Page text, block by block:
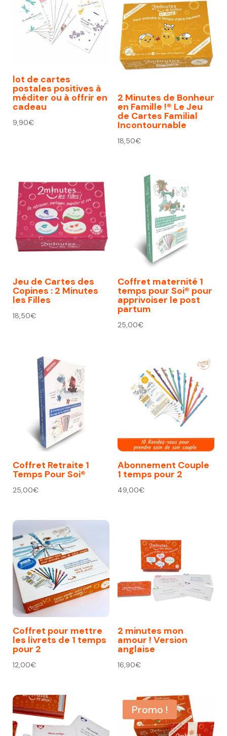
lot de cartes
postales positives à
méditer ou à offrir en
cadeau
9,90€
2 Minutes de Bonheur
en Famille !® Le Jeu
de Cartes Familial
Incontournable
18,50€
Jeu de Cartes des
Copines : 2 Minutes
les Filles
18,50€
Coffret maternité 1
temps pour Soi® pour
apprivoiser le post
partum
25,00€
Coffret Retraite 1
Temps Pour Soi®
25,00€
Abonnement Couple
1 temps pour 2
49,00€
Coffret pour mettre
les livrets de 1 temps
pour 2
12,00€
2 minutes mon
amour ! Version
anglaise
16,90€
Promo !